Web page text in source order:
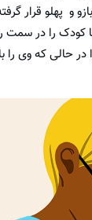
و پهلو قرار
کودک را در سمت
در حالی که وی